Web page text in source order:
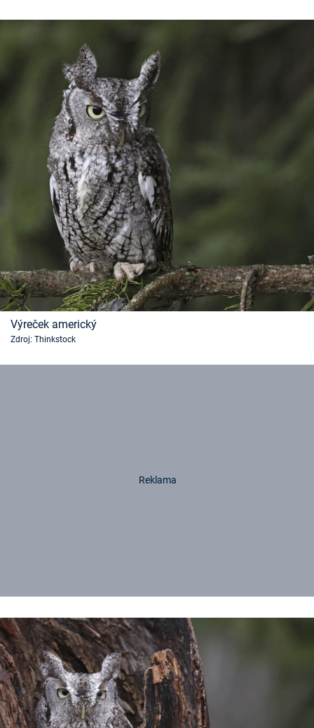
Výreček americký
Zdroj: Thinkstock